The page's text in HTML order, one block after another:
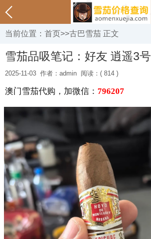
当前位置： 首页>>古巴雪茄 正文
雪茄品吸笔记：好友 逍遥3号
2025-11-03 作者：admin 阅读：( 814 )
澳门雪茄代购，加微信： 796207